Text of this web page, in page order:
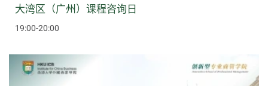
大湾区（广州）课程咨询日
19:00-20:00